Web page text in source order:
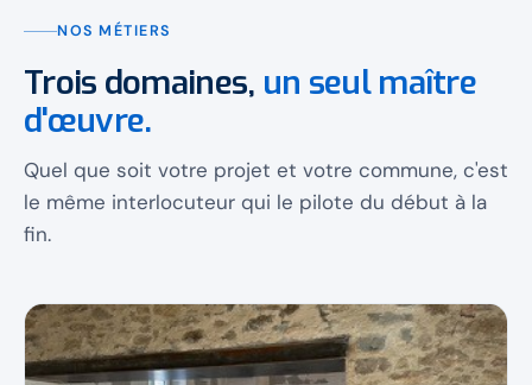
NOS MÉTIERS
Trois domaines, un seul maître
d'œuvre.
Quel que soit votre projet et votre commune, c'est
le même interlocuteur qui le pilote du début à la
fin.